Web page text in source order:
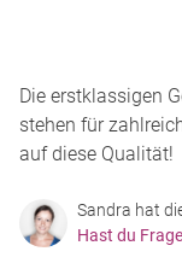
Die erstklassigen
stehen für
auf diese Qualität!
Sandra hat
Hast du